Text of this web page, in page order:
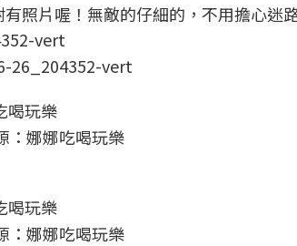
照片喔！無敵的仔細的，不用擔心迷
26_204352-vert
：娜娜吃喝玩樂
：娜娜吃喝玩樂